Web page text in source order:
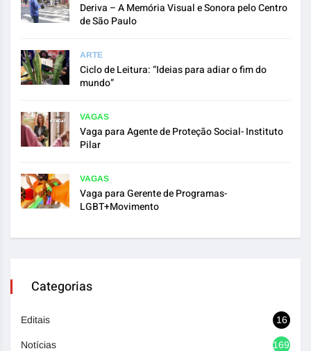
Deriva – A Memória Visual e Sonora pelo Centro
de São Paulo
ARTE
Ciclo de Leitura: “Ideias para adiar o fim do
mundo”
VAGAS
Vaga para Agente de Proteção Social- Instituto
Pilar
VAGAS
Vaga para Gerente de Programas-
LGBT+Movimento
Categorias
Editais 16
Notícias 1692